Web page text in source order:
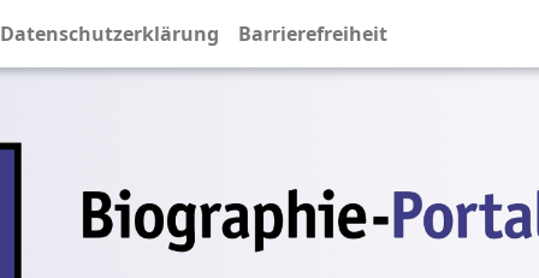
Datenschutzerklärung Barrierefreiheit